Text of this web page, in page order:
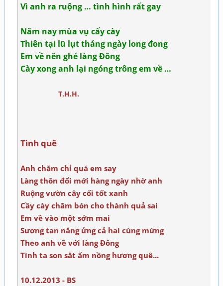
Vì anh ra ruộng … tình hình rất gay
Năm nay mùa vụ cấy cày
Thiên tại lũ lụt tháng ngày long đong
Em về nên ghé làng Đông
Cày xong anh lại ngóng trông em về …
T.H.H.
Tình quê
Anh chăm chỉ quá em say
Làng thôn đổi mới hàng ngày nhờ anh
Ruộng vườn cây cối tốt xanh
Cầy cày chăm bón cho thành quả sai
Em về vào một sớm mai
Sương tan nắng ửng cả hai cùng mừng
Theo anh về với làng Đông
Tình ta son sắt ấm nồng hương quê...
10.12.2013 - BS